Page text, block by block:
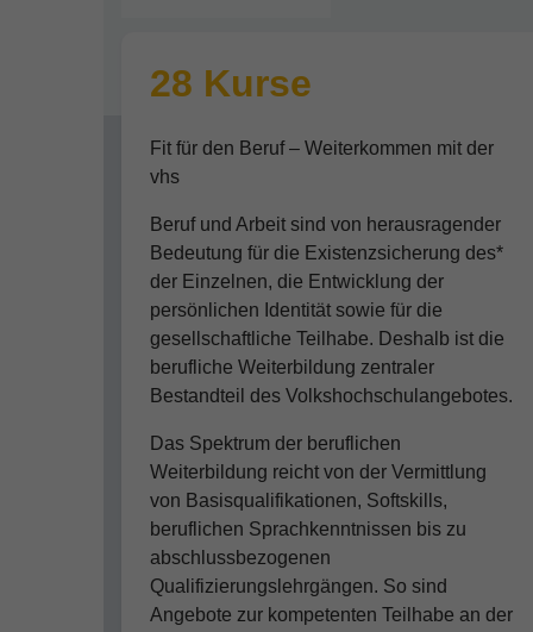
28 Kurse
Fit für den Beruf – Weiterkommen mit der
vhs
Beruf und Arbeit sind von herausragender
Bedeutung für die Existenzsicherung des*
der Einzelnen, die Entwicklung der
persönlichen Identität sowie für die
gesellschaftliche Teilhabe. Deshalb ist die
berufliche Weiterbildung zentraler
Bestandteil des Volkshochschulangebotes.
Das Spektrum der beruflichen
Weiterbildung reicht von der Vermittlung
von Basisqualifikationen, Softskills,
beruflichen Sprachkenntnissen bis zu
abschlussbezogenen
Qualifizierungslehrgängen. So sind
Angebote zur kompetenten Teilhabe an der